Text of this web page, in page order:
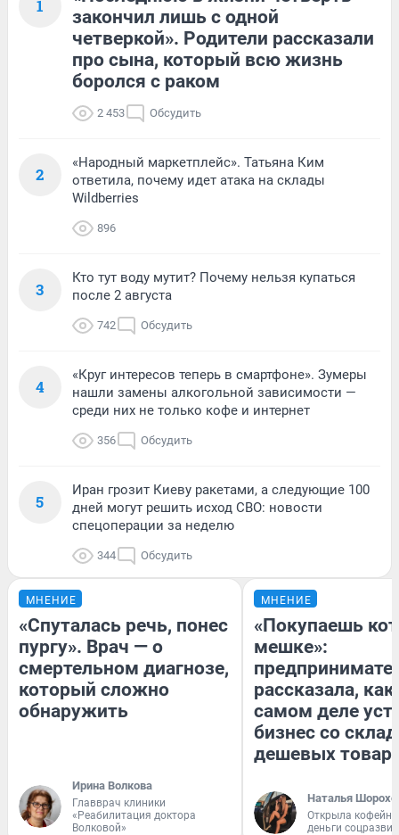
1
закончил лишь с одной
четверкой». Родители рассказали
про сына, который всю жизнь
боролся с раком
2 453 Обсудить
2
«Народный маркетплейс». Татьяна Ким
ответила, почему идет атака на склады
Wildberries
896
3
Кто тут воду мутит? Почему нельзя купаться
после 2 августа
742 Обсудить
4
«Круг интересов теперь в смартфоне». Зумеры
нашли замены алкогольной зависимости —
среди них не только кофе и интернет
356 Обсудить
5
Иран грозит Киеву ракетами, а следующие 100
дней могут решить исход СВО: новости
спецоперации за неделю
344 Обсудить
МНЕНИЕ
«Спуталась речь, понес
пургу». Врач — о
смертельном диагнозе,
который сложно
обнаружить
Ирина Волкова
Главврач клиники
«Реабилитация доктора
Волковой»
МНЕНИЕ
«Покупаешь
мешке»:
рассказала, как
самом деле
бизнес со
дешевых
Наталья
Открыла
деньги